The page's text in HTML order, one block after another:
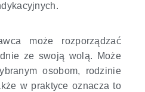
może rozporządzać
ze swoją wolą. Może
osobom, rodzinie
w praktyce oznacza to